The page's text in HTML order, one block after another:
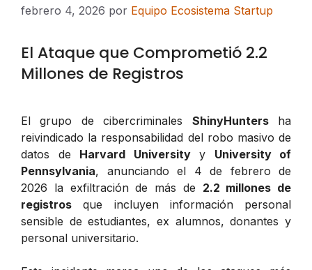
febrero 4, 2026 por Equipo Ecosistema Startup
El Ataque que Comprometió 2.2
Millones de Registros
El grupo de cibercriminales ShinyHuntersha
reivindicado la responsabilidad del robo masivo de
datos de Harvard Universityy University of
Pennsylvania, anunciando el 4 de febrero de
2026 la exfiltración de más de 2.2 millones de
registros que incluyen información personal
sensible de estudiantes, ex alumnos, donantes y
personal universitario.